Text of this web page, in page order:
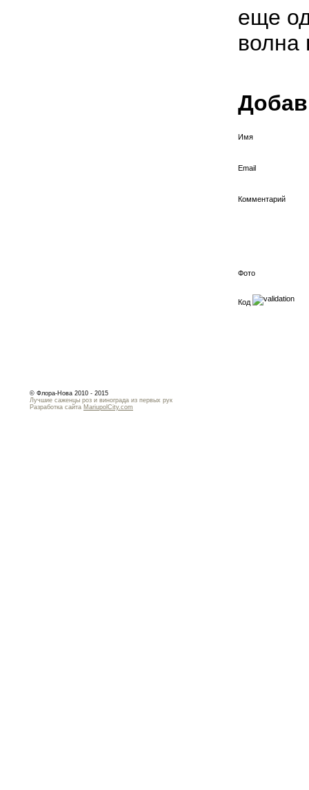
еще
волна
Имя
Email
Комментарий
Фото
Код
© Флора-Нова 2010 - 2015
Лучшие саженцы роз и винограда из первых рук
Разработка сайта MariupolCity.com